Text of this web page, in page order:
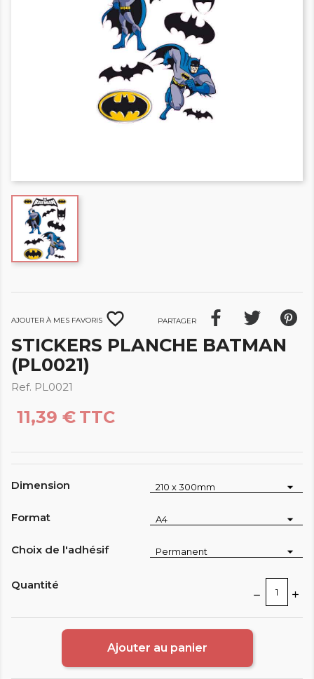
Ajouter à mes favoris favorite_border Partager
STICKERS PLANCHE BATMAN
(PL0021)
Ref. PL0021
11,39 € TTC
Dimension
Format
Choix de l'adhésif
Quantité
Ajouter au panier